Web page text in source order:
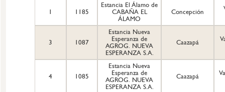
1 1185
Estancia El Álamo de
CABAÑA EL
ÁLAMO
Concepción
3 1087
Estancia Nueva
Esperanza de
AGROG. NUEVA
ESPERANZA S.A.
Caazapá
4 1085
Estancia Nueva
Esperanza de
AGROG. NUEVA
ESPERANZA S.A.
Caazapá